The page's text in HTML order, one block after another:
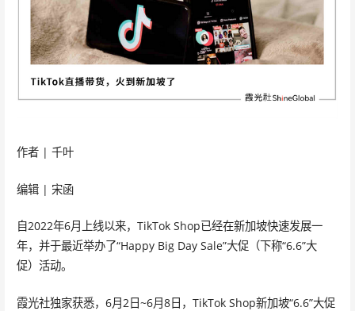
作者 | 千叶
编辑 | 宋函
自2022年6月上线以来，TikTok Shop已经在新加坡快速发展一
年，并于最近举办了“Happy Big Day Sale”大促（下称“6.6”大
促）活动。
霞光社独家获悉，6月2日~6月8日，TikTok Shop新加坡“6.6”大促